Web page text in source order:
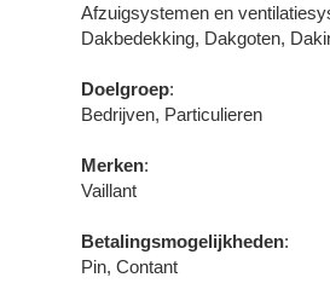
Afzuigsystemen en
Dakbedekking, Dakgoten,
Doelgroep:
Bedrijven, Particulieren
Merken:
Vaillant
Betalingsmogelijkheden:
Pin, Contant